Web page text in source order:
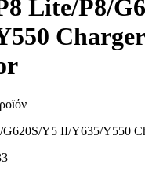
Lite/P8/
Charger
Y5 II/Y635/Y550